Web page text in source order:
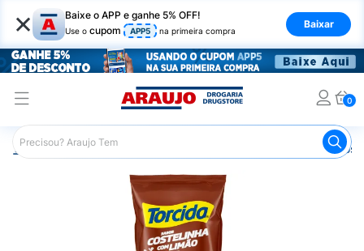
× Baixe o APP e ganhe 5% OFF!
Use o cupom APP5 na primeira compra
Baixar
0
Araujo Mercado Salgadinhos